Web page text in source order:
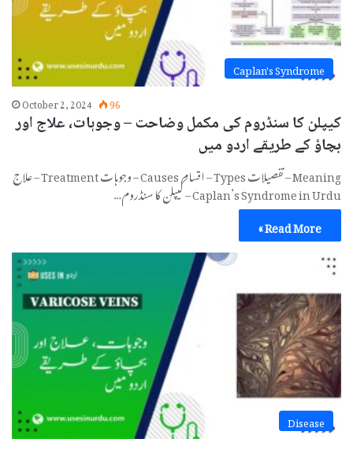
Caplan's Syndrome
October 2, 2024 96
کیپلن کا سنڈروم کی مکمل وضاحت – وجوہات، علاج اور
بچاؤ کے طریقے اردو میں
Meaning – تفصیلات Types – اقسام Causes – وجوہات Treatment – علاج
Caplan’s Syndrome in Urdu – کیپلن کا سنڈروم…
Read More »
Disease